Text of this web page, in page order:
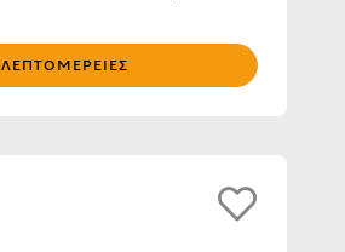
ΛΕΠΤΟΜΈΡΕΙΕΣ